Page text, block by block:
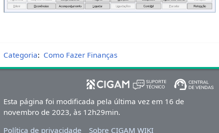
Categoria: Como Fazer Finanças
Esta página foi modificada pela última vez em 16 de
novembro de 2023, às 12h29min.
Política de privacidade
Sobre CIGAM WIKI